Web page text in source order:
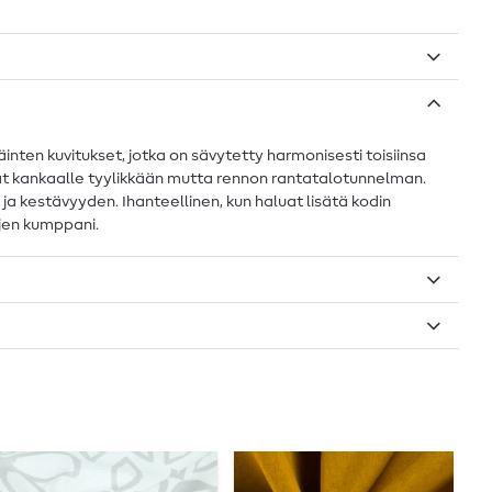
kuvitukset, jotka on sävytetty harmonisesti toisiinsa
kankaalle tyylikkään mutta rennon rantatalotunnelman.
kestävyyden. Ihanteellinen, kun haluat lisätä kodin
kumppani.